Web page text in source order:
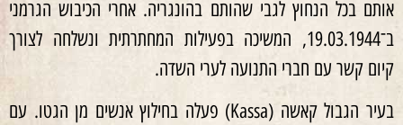
אותם בכל הנחוץ לגבי שהותם בהונגריה. אחרי הכיבוש הגרמני
ב־19.03.1944, המשיכה בפעילות המחתרתית ונשלחה לצורך
קיום קשר עם חברי התנועה לערי השדה.
בעיר הגבול קאשה (Kassa) פעלה בחילוץ אנשים מן הגטו. עם